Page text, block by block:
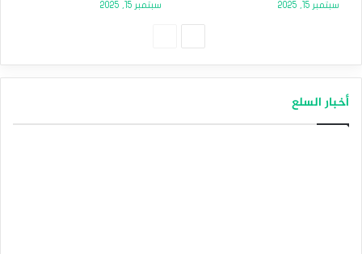
سبتمبر 15, 2025 سبتمبر 15, 2025
أخبار السلع